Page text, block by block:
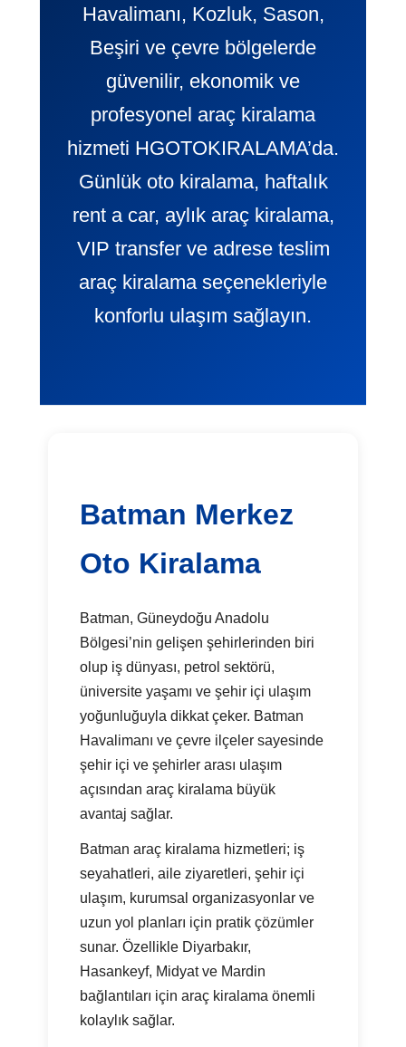
Havalimanı, Kozluk, Sason,
Beşiri ve çevre bölgelerde
güvenilir, ekonomik ve
profesyonel araç kiralama
hizmeti HGOTOKIRALAMA’da.
Günlük oto kiralama, haftalık
rent a car, aylık araç kiralama,
VIP transfer ve adrese teslim
araç kiralama seçenekleriyle
konforlu ulaşım sağlayın.
Batman Merkez
Oto Kiralama
Batman, Güneydoğu Anadolu
Bölgesi’nin gelişen şehirlerinden biri
olup iş dünyası, petrol sektörü,
üniversite yaşamı ve şehir içi ulaşım
yoğunluğuyla dikkat çeker. Batman
Havalimanı ve çevre ilçeler sayesinde
şehir içi ve şehirler arası ulaşım
açısından araç kiralama büyük
avantaj sağlar.
Batman araç kiralama hizmetleri; iş
seyahatleri, aile ziyaretleri, şehir içi
ulaşım, kurumsal organizasyonlar ve
uzun yol planları için pratik çözümler
sunar. Özellikle Diyarbakır,
Hasankeyf, Midyat ve Mardin
bağlantıları için araç kiralama önemli
kolaylık sağlar.